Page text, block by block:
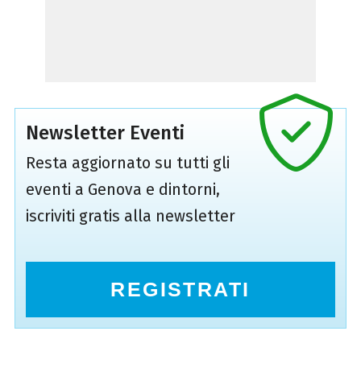
Newsletter Eventi
Resta aggiornato su tutti gli
eventi a Genova e dintorni,
iscriviti gratis alla newsletter
REGISTRATI